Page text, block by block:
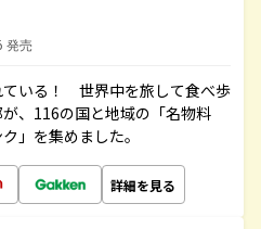
発売
ている！ 世界中を旅して食べ歩
、116の国と地域の「名物料
」を集めました。
詳細を見る